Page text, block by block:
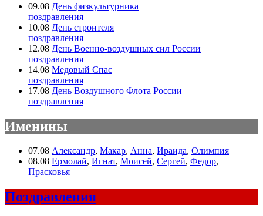
09.08 День физкультурника
поздравления
10.08 День строителя
поздравления
12.08 День Военно-воздушных сил России
поздравления
14.08 Медовый Спас
поздравления
17.08 День Воздушного Флота России
поздравления
Именины
07.08 Александр, Макар, Анна, Ираида, Олимпия
08.08 Ермолай, Игнат, Моисей, Сергей, Федор,
Прасковья
Поздравления